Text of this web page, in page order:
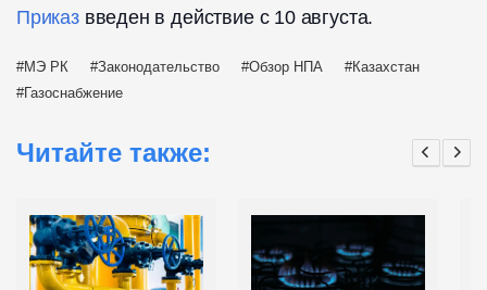
Приказвведен в действие с 10 августа.
МЭ РК Законодательство Обзор НПА
Казахстан
Газоснабжение
Читайте также: